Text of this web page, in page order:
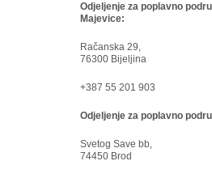
Odjeljenje za poplavno
Majevice:
Račanska 29,
76300 Bijeljina
+387 55 201 903
Odjeljenje za poplavno
Svetog Save bb,
74450 Brod